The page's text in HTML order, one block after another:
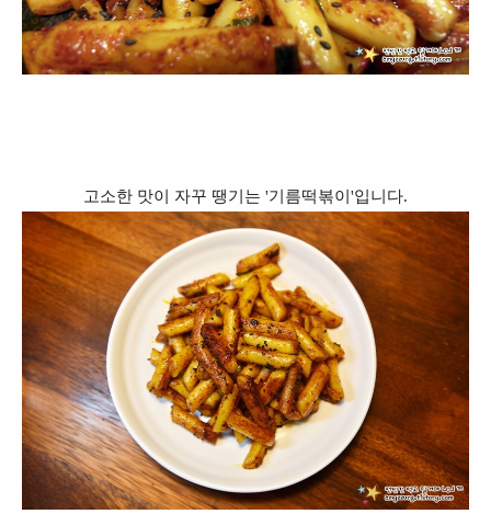
고소한 맛이 자꾸 땡기는 '기름떡볶이'입니다.